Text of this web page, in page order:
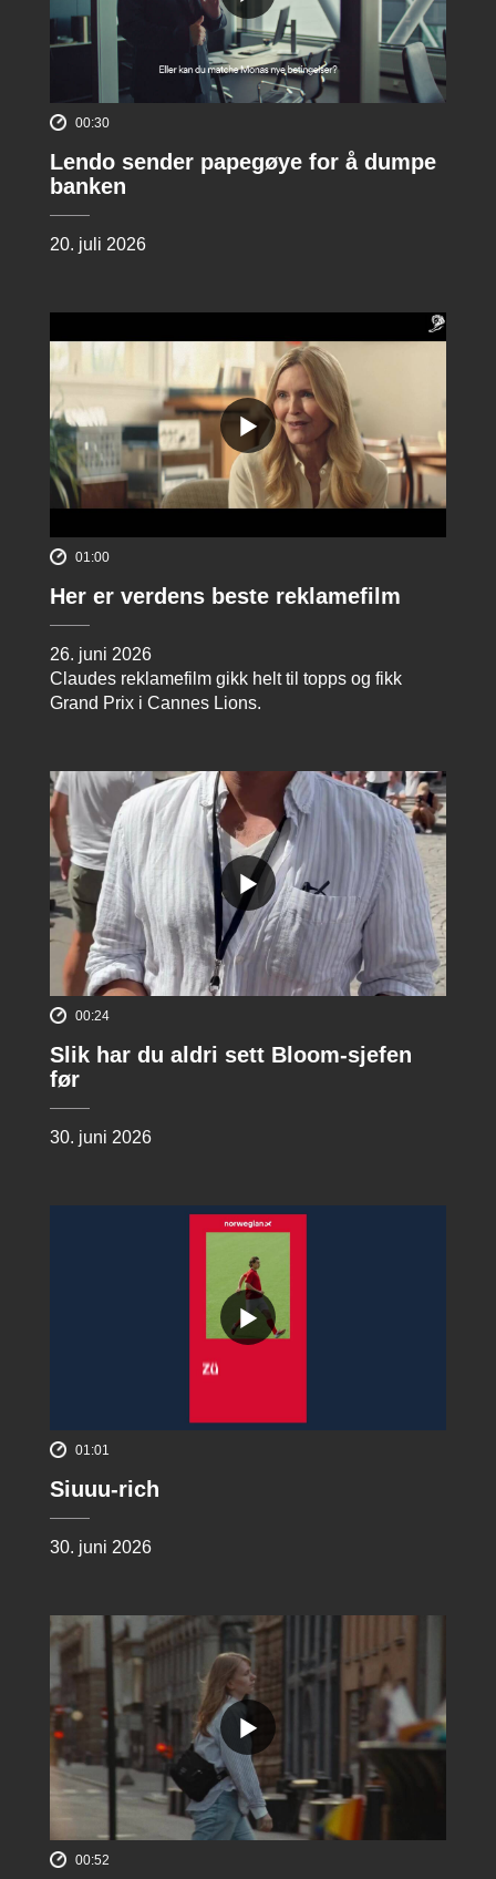
00:30
Lendo sender papegøye for å dumpe
banken
20. juli 2026
01:00
Her er verdens beste reklamefilm
26. juni 2026
Claudes reklamefilm gikk helt til topps og fikk
Grand Prix i Cannes Lions.
00:24
Slik har du aldri sett Bloom-sjefen
før
30. juni 2026
01:01
Siuuu-rich
30. juni 2026
00:52